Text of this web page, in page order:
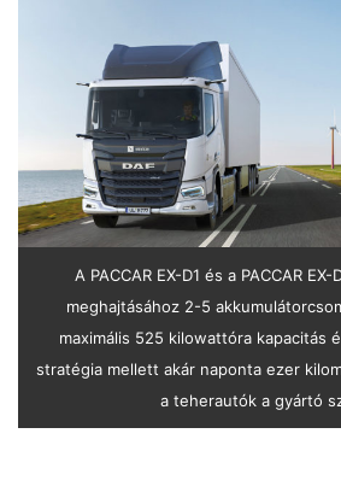
A PACCAR EX-D1 és a PACCAR
meghajtásához 2-5
maximális 525 kilowattóra kapacitás
stratégia mellett akár naponta ezer
a teherautók a gyártó